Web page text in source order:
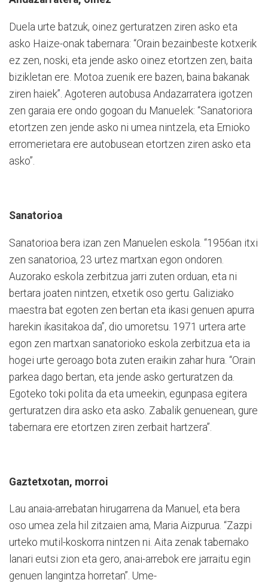
Duela urte batzuk, oinez gerturatzen ziren asko eta
asko Haize-onak tabernara: “Orain bezainbeste kotxerik
ez zen, noski, eta jende asko oinez etortzen zen, baita
bizikletan ere. Motoa zuenik ere bazen, baina bakanak
ziren haiek”. Agoteren autobusa Andazarratera igotzen
zen garaia ere ondo gogoan du Manuelek: “Sanatoriora
etortzen zen jende asko ni umea nintzela, eta Ernioko
erromerietara ere autobusean etortzen ziren asko eta
asko”.
Sanatorioa
Sanatorioa bera izan zen Manuelen eskola. “1956an itxi
zen sanatorioa, 23 urtez martxan egon ondoren.
Auzorako eskola zerbitzua jarri zuten orduan, eta ni
bertara joaten nintzen, etxetik oso gertu. Galiziako
maestra bat egoten zen bertan eta ikasi genuen apurra
harekin ikasitakoa da”, dio umoretsu. 1971 urtera arte
egon zen martxan sanatorioko eskola zerbitzua eta ia
hogei urte geroago bota zuten eraikin zahar hura. “Orain
parkea dago bertan, eta jende asko gerturatzen da.
Egoteko toki polita da eta umeekin, egunpasa egitera
gerturatzen dira asko eta asko. Zabalik genuenean, gure
tabernara ere etortzen ziren zerbait hartzera”.
Gaztetxotan, morroi
Lau anaia-arrebatan hirugarrena da Manuel, eta bera
oso umea zela hil zitzaien ama, Maria Aizpurua. “Zazpi
urteko mutil-koskorra nintzen ni. Aita zenak tabernako
lanari eutsi zion eta gero, anai-arrebok ere jarraitu egin
genuen langintza horretan”. Ume-